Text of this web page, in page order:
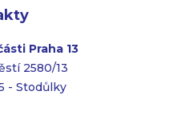
Praha 13
2580/13
- Stodůlky